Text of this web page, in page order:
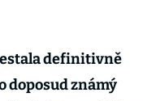
definitivně
doposud známý